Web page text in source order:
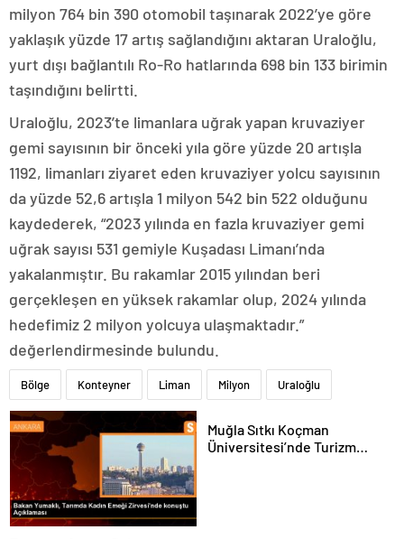
milyon 764 bin 390 otomobil taşınarak 2022’ye göre
yaklaşık yüzde 17 artış sağlandığını aktaran Uraloğlu,
yurt dışı bağlantılı Ro-Ro hatlarında 698 bin 133 birimin
taşındığını belirtti.
Uraloğlu, 2023’te limanlara uğrak yapan kruvaziyer
gemi sayısının bir önceki yıla göre yüzde 20 artışla
1192, limanları ziyaret eden kruvaziyer yolcu sayısının
da yüzde 52,6 artışla 1 milyon 542 bin 522 olduğunu
kaydederek, “2023 yılında en fazla kruvaziyer gemi
uğrak sayısı 531 gemiyle Kuşadası Limanı’nda
yakalanmıştır. Bu rakamlar 2015 yılından beri
gerçekleşen en yüksek rakamlar olup, 2024 yılında
hedefimiz 2 milyon yolcuya ulaşmaktadır.”
değerlendirmesinde bulundu.
Bölge Konteyner Liman Milyon Uraloğlu
Muğla Sıtkı Koçman
Üniversitesi’nde Turizm